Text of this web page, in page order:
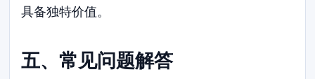
具备独特价值。
五、常见问题解答